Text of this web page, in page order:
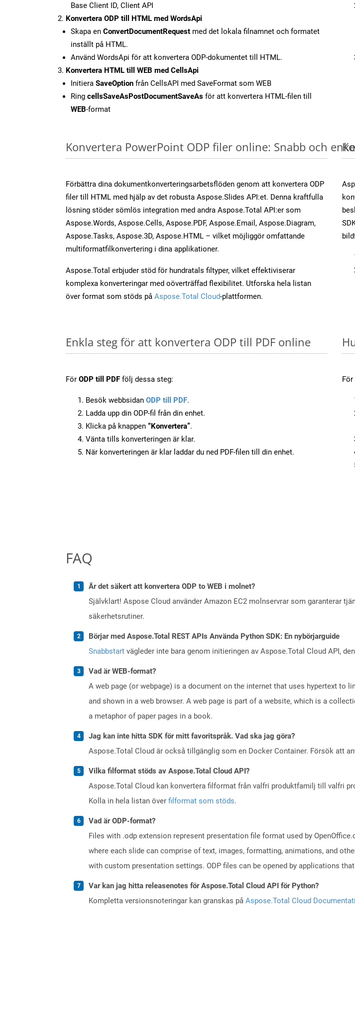
Base Client ID, Client API
Konvertera ODP till HTML med WordsApi
Skapa en ConvertDocumentRequest med det lokala filnamnet och formatet
inställt på HTML.
Använd WordsApi för att konvertera ODP-dokumentet till HTML.
Konvertera HTML till WEB med CellsApi
Initiera SaveOption från CellsAPI med SaveFormat som WEB
Ring cellsSaveAsPostDocumentSaveAs för att konvertera HTML-filen till
WEB-format
Konvertera PowerPoint ODP filer online: Snabb och
Förbättra dina dokumentkonverteringsarbetsflöden genom att konvertera ODP
filer till HTML med hjälp av det robusta Aspose.Slides API:et. Denna kraftfulla
lösning stöder sömlös integration med andra Aspose.Total API:er som
Aspose.Words, Aspose.Cells, Aspose.PDF, Aspose.Email, Aspose.Diagram,
Aspose.Tasks, Aspose.3D, Aspose.HTML – vilket möjliggör omfattande
multiformatfilkonvertering i dina applikationer.
Aspose.Total erbjuder stöd för hundratals filtyper, vilket effektiviserar
komplexa konverteringar med oöverträffad flexibilitet. Utforska hela listan
över format som stöds på Aspose.Total Cloud-plattformen.
Enkla steg för att konvertera ODP till PDF online
För ODP till PDF följ dessa steg:
Besök webbsidan ODP till PDF.
Ladda upp din ODP-fil från din enhet.
Klicka på knappen “Konvertera”.
Vänta tills konverteringen är klar.
När konverteringen är klar laddar du ned PDF-filen till din enhet.
FAQ
Är det säkert att konvertera ODP to WEB i molnet?
Självklart! Aspose Cloud använder Amazon EC2 molnservrar som garanterar
säkerhetsrutiner.
Börjar med Aspose.Total REST APIs Använda Python SDK: En nybörjarguide
Snabbstart vägleder inte bara genom initieringen av Aspose.Total Cloud API,
Vad är WEB-format?
A web page (or webpage) is a document on the internet that uses hypertext to
and shown in a web browser. A web page is part of a website, which is a
a metaphor of paper pages in a book.
Jag kan inte hitta SDK för mitt favoritspråk. Vad ska jag göra?
Aspose.Total Cloud är också tillgänglig som en Docker Container. Försök att
Vilka filformat stöds av Aspose.Total Cloud API?
Aspose.Total Cloud kan konvertera filformat från valfri produktfamilj till valfri
Kolla in hela listan över filformat som stöds.
Vad är ODP-format?
Files with .odp extension represent presentation file format used by
where each slide can comprise of text, images, formatting, animations, and
with custom presentation settings. ODP files can be opened by applications
Var kan jag hitta releasenotes för Aspose.Total Cloud API för Python?
Kompletta versionsnoteringar kan granskas på Aspose.Total Cloud